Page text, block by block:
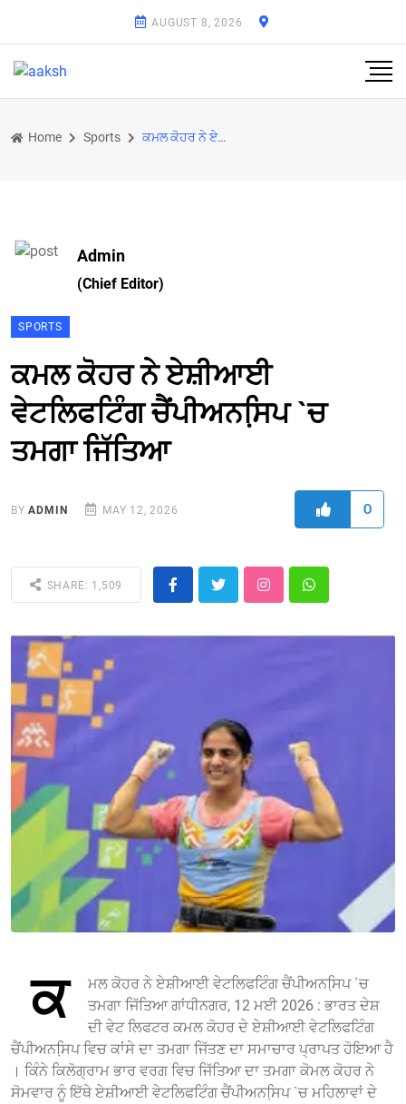
AUGUST 8, 2026
Home Sports ਕਮਲ ਕੋਹਰ ਨੇ ਏਸ਼ੀਆਈ ਵੇਟਲਿਫਟਿੰਗ ਚੈਂਪੀਅਨਸਿ਼ਪ `ਚ ਤਮਗਾ ਜਿੱਤਿਆ
Admin
(Chief Editor)
SPORTS
ਕਮਲ ਕੋਹਰ ਨੇ ਏਸ਼ੀਆਈ
ਵੇਟਲਿਫਟਿੰਗ ਚੈਂਪੀਅਨਸਿ਼ਪ `ਚ
ਤਮਗਾ ਜਿੱਤਿਆ
BYADMIN MAY 12, 2026 0
SHARE: 1,509
ਕ
ਮਲ ਕੋਹਰ ਨੇ ਏਸ਼ੀਆਈ ਵੇਟਲਿਫਟਿੰਗ ਚੈਂਪੀਅਨਸਿ਼ਪ `ਚ
ਤਮਗਾ ਜਿੱਤਿਆ ਗਾਂਧੀਨਗਰ, 12 ਮਈ 2026 : ਭਾਰਤ ਦੇਸ਼
ਦੀ ਵੇਟ ਲਿਫਟਰ ਕਮਲ ਕੋਹਰ ਦੇ ਏਸ਼ੀਆਈ ਵੇਟਲਿਫਟਿੰਗ
ਚੈਂਪੀਅਨਸਿ਼ਪ ਵਿਚ ਕਾਂਸੇ ਦਾ ਤਮਗਾ ਜਿੱਤਣ ਦਾ ਸਮਾਚਾਰ ਪ੍ਰਾਪਤ ਹੋਇਆ ਹੈ
। ਕਿੰਨੇ ਕਿਲੋਗ੍ਰਾਮ ਭਾਰ ਵਰਗ ਵਿਚ ਜਿੱਤਿਆ ਦਾ ਤਮਗਾ ਕੋਮਲ ਕੋਹਰ ਨੇ
ਸੋਮਵਾਰ ਨੂੰ ਇੱਥੇ ਏਸ਼ੀਆਈ ਵੇਟਲਿਫਟਿੰਗ ਚੈਂਪੀਅਨਸਿ਼ਪ `ਚ ਮਹਿਲਾਵਾਂ ਦੇ